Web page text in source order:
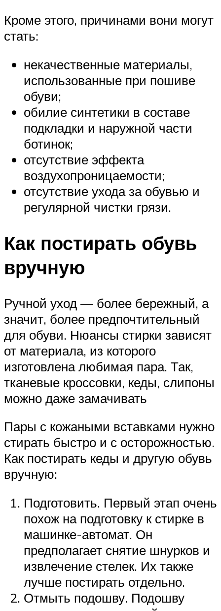
Кроме этого, причинами вони могут
стать:
некачественные материалы,
использованные при пошиве
обуви;
обилие синтетики в составе
подкладки и наружной части
ботинок;
отсутствие эффекта
воздухопроницаемости;
отсутствие ухода за обувью и
регулярной чистки грязи.
Как постирать обувь
вручную
Ручной уход — более бережный, а
значит, более предпочтительный
для обуви. Нюансы стирки зависят
от материала, из которого
изготовлена любимая пара. Так,
тканевые кроссовки, кеды, слипоны
можно даже замачивать
Пары с кожаными вставками нужно
стирать быстро и с осторожностью.
Как постирать кеды и другую обувь
вручную:
Подготовить. Первый этап очень
похож на подготовку к стирке в
машинке-автомат. Он
предполагает снятие шнурков и
извлечение стелек. Их также
лучше постирать отдельно.
Отмыть подошву. Подошву